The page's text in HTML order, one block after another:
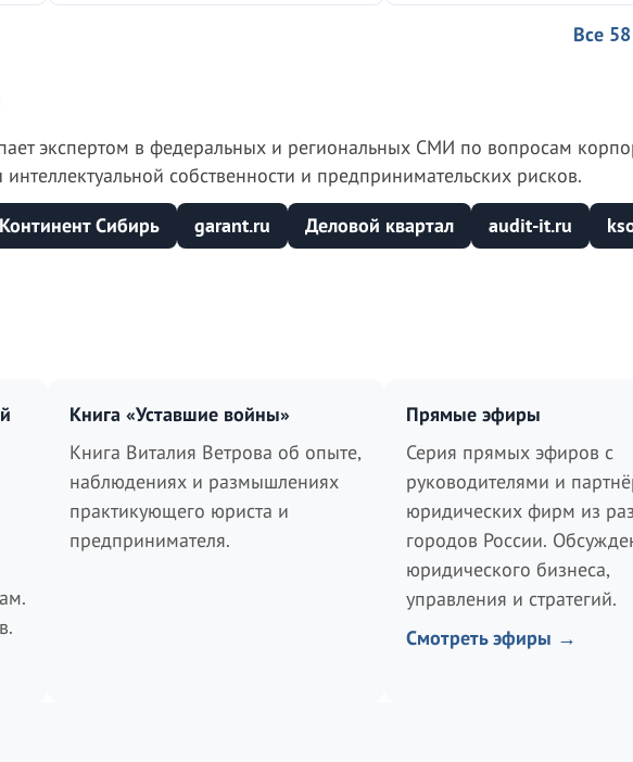
Все
экспертом в федеральных и региональных СМИ по вопросам
собственности и предпринимательских рисков.
Континент Сибирь garant.ru Деловой квартал audit-it.ru
Книга «Уставшие войны»
Книга Виталия Ветрова об опыте,
наблюдениях и размышлениях
практикующего юриста и
предпринимателя.
Прямые эфиры
Серия прямых эфиров с
руководителями и
юридических фирм из
городов России.
юридического бизнеса,
управления и стратегий.
Смотреть эфиры →